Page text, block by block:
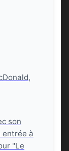
son
entrée à
"Le